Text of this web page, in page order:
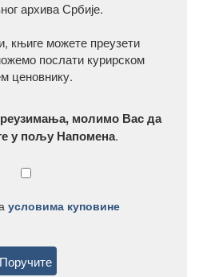
архива Србије.
књиге можете преузети
послати курирском
ценовнику.
молимо Вас да
у пољу Напомена.
условима куповине